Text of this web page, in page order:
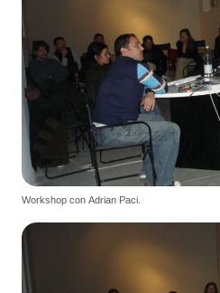
Workshop con Adrian Paci.